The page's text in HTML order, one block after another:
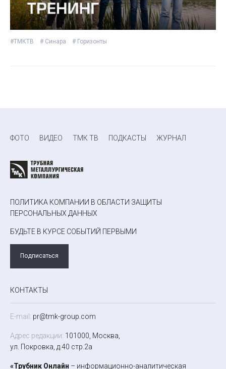
#ТМКТВ # Синара # Горизонты
ФОТО ВИДЕО ТМК ТВ ПОДКАСТЫ ЖУРНАЛ
ПОЛИТИКА КОМПАНИИ В ОБЛАСТИ ЗАЩИТЫ
ПЕРСОНАЛЬНЫХ ДАННЫХ
БУДЬТЕ В КУРСЕ СОБЫТИЙ ПЕРВЫМИ
Подписаться
КОНТАКТЫ
E-mail: pr@tmk-group.com
Адрес редакции: 101000, Москва,
ул. Покровка, д.40 стр.2а
«Трубник Онлайн – информационно-аналитическая